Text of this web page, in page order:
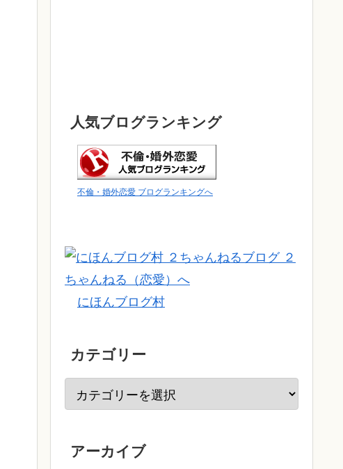
人気ブログランキング
不倫・婚外恋愛 ブログランキングへ
にほんブログ村
カテゴリー
アーカイブ